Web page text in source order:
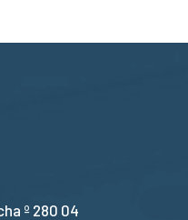
º 280 04